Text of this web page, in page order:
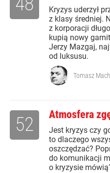
Kryzys uderzył
z klasy średniej.
z korporacji
kupią nowy
Jerzy Mazgaj,
od luksusu.
Tomasz
Atmosfera
Jest kryzys czy
to dlaczego
oszczędzać?
do komunikacji
o kryzysie
52